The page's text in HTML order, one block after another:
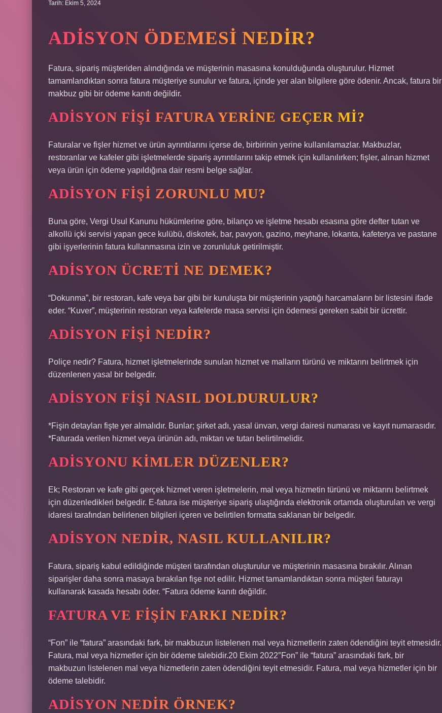
Tarih: Ekim 5, 2024
ADISYON ÖDEMESI NEDIR?
Fatura, sipariş müşteriden alındığında ve müşterinin masasına konulduğunda oluşturulur. Hizmet
tamamlandıktan sonra fatura müşteriye sunulur ve fatura, içinde yer alan bilgilere göre ödenir. Ancak, fatura bir
makbuz gibi bir ödeme kanıtı değildir.
ADISYON FIŞI FATURA YERINE GEÇER MI?
Faturalar ve fişler hizmet ve ürün ayrıntılarını içerse de, birbirinin yerine kullanılamazlar. Makbuzlar,
restoranlar ve kafeler gibi işletmelerde sipariş ayrıntılarını takip etmek için kullanılırken; fişler, alınan hizmet
veya ürün için ödeme yapıldığına dair resmi belge sağlar.
ADISYON FIŞI ZORUNLU MU?
Buna göre, Vergi Usul Kanunu hükümlerine göre, bilanço ve işletme hesabı esasına göre defter tutan ve
alkollü içki servisi yapan gece kulübü, diskotek, bar, pavyon, gazino, meyhane, lokanta, kafeterya ve pastane
gibi işyerlerinin fatura kullanmasına izin ve zorunluluk getirilmiştir.
ADISYON ÜCRETI NE DEMEK?
“Dokunma”, bir restoran, kafe veya bar gibi bir kuruluşta bir müşterinin yaptığı harcamaların bir listesini ifade
eder. “Kuver”, müşterinin restoran veya kafelerde masa servisi için ödemesi gereken sabit bir ücrettir.
ADISYON FIŞI NEDIR?
Poliçe nedir? Fatura, hizmet işletmelerinde sunulan hizmet ve malların türünü ve miktarını belirtmek için
düzenlenen yasal bir belgedir.
ADISYON FIŞI NASIL DOLDURULUR?
*Fişin detayları fişte yer almalıdır. Bunlar; şirket adı, yasal ünvan, vergi dairesi numarası ve kayıt numarasıdır.
*Faturada verilen hizmet veya ürünün adı, miktarı ve tutarı belirtilmelidir.
ADISYONU KIMLER DÜZENLER?
Ek; Restoran ve kafe gibi gerçek hizmet veren işletmelerin, mal veya hizmetin türünü ve miktarını belirtmek
için düzenledikleri belgedir. E-fatura ise müşteriye sipariş ulaştığında elektronik ortamda oluşturulan ve vergi
idaresi tarafından belirlenen bilgileri içeren ve belirtilen formatta saklanan bir belgedir.
ADISYON NEDIR, NASIL KULLANILIR?
Fatura, sipariş kabul edildiğinde müşteri tarafından oluşturulur ve müşterinin masasına bırakılır. Alınan
siparişler daha sonra masaya bırakılan fişe not edilir. Hizmet tamamlandıktan sonra müşteri faturayı
kullanarak kasada hesabı öder. “Fatura ödeme kanıtı değildir.
FATURA VE FIŞIN FARKI NEDIR?
“Fon” ile “fatura” arasındaki fark, bir makbuzun listelenen mal veya hizmetlerin zaten ödendiğini teyit etmesidir.
Fatura, mal veya hizmetler için bir ödeme talebidir.20 Ekim 2022″Fon” ile “fatura” arasındaki fark, bir
makbuzun listelenen mal veya hizmetlerin zaten ödendiğini teyit etmesidir. Fatura, mal veya hizmetler için bir
ödeme talebidir.
ADISYON NEDIR ÖRNEK?